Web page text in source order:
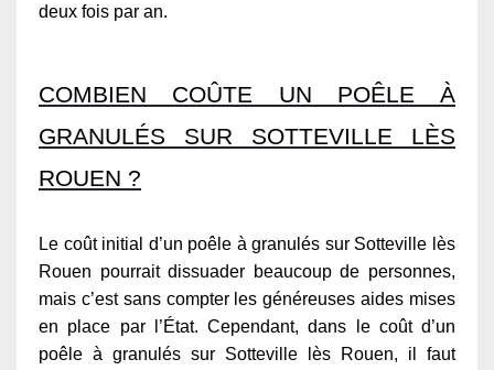
deux fois par an.
COMBIEN COÛTE UN POÊLE À
GRANULÉS SUR SOTTEVILLE LÈS
ROUEN ?
Le coût initial d’un poêle à granulés sur Sotteville lès
Rouen pourrait dissuader beaucoup de personnes,
mais c’est sans compter les généreuses aides mises
en place par l’État. Cependant, dans le coût d’un
poêle à granulés sur Sotteville lès Rouen, il faut